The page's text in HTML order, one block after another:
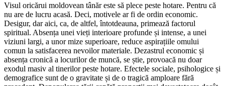
Visul oricărui moldovean tânăr este să plece peste hotare. Pentru că
nu are de lucru acasă. Deci, motivele ar fi de ordin economic.
Desigur, dar aici, ca, de altfel, întotdeauna, primează factorul
spiritual. Absența unei vieți interioare profunde și intense, a unei
viziuni largi, a unor mize superioare, reduce aspirațiile omului
comun la satisfacerea nevoilor materiale. Dezastrul economic și
absența cronică a locurilor de muncă, se știe, provoacă nu doar
exodul masiv al tinerilor peste hotare. Efectele sociale, psihologice și
demografice sunt de o gravitate și de o tragică amploare fără